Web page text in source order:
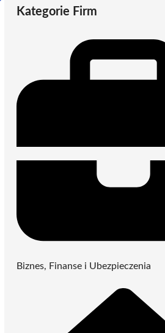
Kategorie Firm
Biznes, Finanse i Ubezpieczenia